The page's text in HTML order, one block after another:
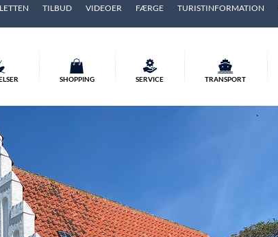
TILBUD VIDEOER FÆRGE TURISTINFORMATION
SHOPPING SERVICE TRANSPORT